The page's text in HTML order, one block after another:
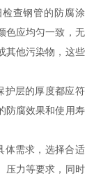
查钢管的防腐涂
色应均匀一致，无
其他污染物，这些
护层的厚度都应符
防腐效果和使用寿
体需求，选择合适
压力等要求，同时